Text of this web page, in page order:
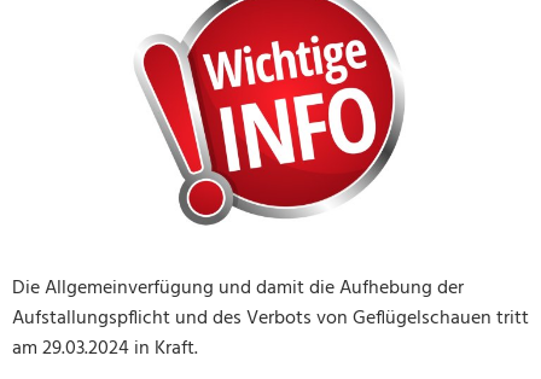
Die Allgemeinverfügung und damit die Aufhebung der
Aufstallungspflicht und des Verbots von Geflügelschauen tritt
am 29.03.2024 in Kraft.